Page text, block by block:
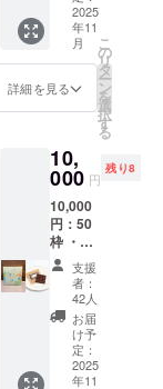
ず使用
してい
る原材
料を示
しま
ナ製
造)、カ
ター、
甜菜
糖、
アーモ
ンド、
きなこ
(大豆を
む）、
ココ
サイト
に支援
者のお
名前を
掲載し
ます。
※掲載を
される
お名前
を備考
欄に記
入願い
ます。
名称）
チョコ
レート
内容
量）
50g×2
枚＝約
2025
年11
月
詳細を見る
こ
の
リ
タ
ー
ン
を
選
択
す
る
10,
000 円
残り8
10,000
円：50
枠 ・表
皮水疱
症患者
と創っ
た特別
パッ
ケージ
セット
(andew
支援
者：
42人
お届
け予
定：
2025
年11